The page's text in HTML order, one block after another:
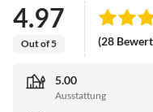
4.97
Out of 5 (28
5.00
Ausstattung